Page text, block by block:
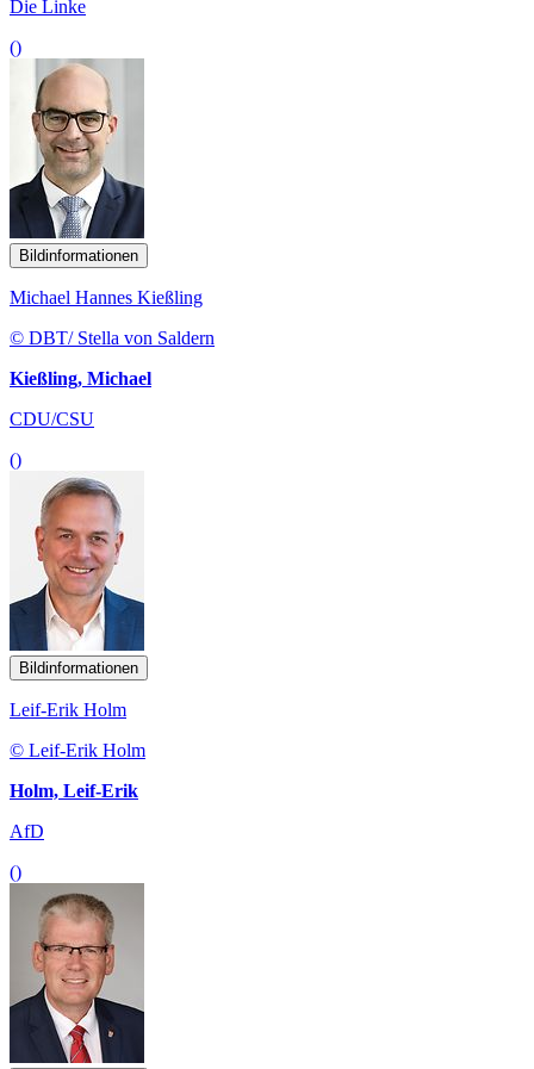
Die Linke
()
Bildinformationen
Michael Hannes Kießling
© DBT/ Stella von Saldern
Kießling, Michael
CDU/CSU
()
Bildinformationen
Leif-Erik Holm
© Leif-Erik Holm
Holm, Leif-Erik
AfD
()